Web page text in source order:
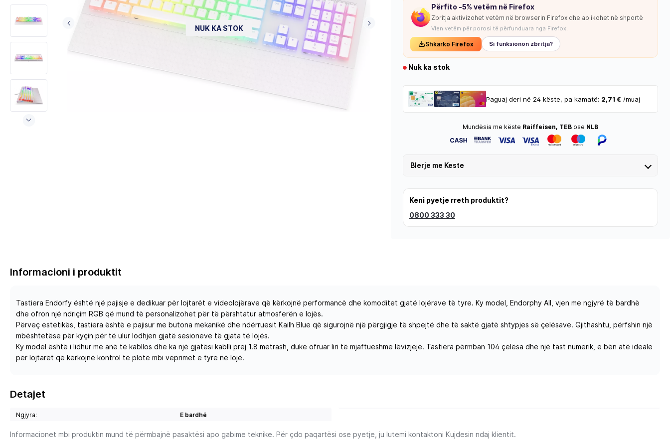
NUK KA STOK NUK KA STOK
Përfito -5% vetëm në Firefox
Zbritja aktivizohet vetëm në browserin Firefox dhe aplikohet në shportë
Vlen vetëm për porosi të përfunduara nga Firefox.
Shkarko Firefox Si funksionon zbritja?
Nuk ka stok
Paguaj deri në 24 këste, pa kamatë: 2,71 € /muaj
Mundësia me këste Raiffeisen, TEB ose NLB
Blerje me Keste
Keni pyetje rreth produktit?
0800 333 30
Informacioni i produktit
Tastiera Endorfy është një pajisje e dedikuar për lojtarët e videolojërave që kërkojnë performancë dhe komoditet gjatë lojërave të tyre. Ky model, Endorphy All, vjen me ngjyrë të bardhë
dhe ofron një ndriçim RGB që mund të personalizohet për të përshtatur atmosferën e lojës.
Përveç estetikës, tastiera është e pajisur me butona mekanikë dhe ndërruesit Kailh Blue që sigurojnë një përgjigje të shpejtë dhe të saktë gjatë shtypjes së çelësave. Gjithashtu, përfshin një
mbështetëse për kyçin për të ulur lodhjen gjatë sesioneve të gjata të lojës.
Ky model është i lidhur me anë të kabllos dhe ka një gjatësi kablli prej 1.8 metrash, duke ofruar liri të mjaftueshme lëvizjeje. Tastiera përmban 104 çelësa dhe një tast numerik, e bën atë ideale
për lojtarët që kërkojnë kontrol të plotë mbi veprimet e tyre në lojë.
Detajet
Ngjyra: E bardhë
Informacionet mbi produktin mund të përmbajnë pasaktësi apo gabime teknike. Për çdo paqartësi ose pyetje, ju lutemi kontaktoni Kujdesin ndaj klientit.